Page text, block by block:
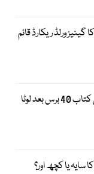
گینیز ورلڈ ریکارڈ قائم
امریکا: دکان سے چرائی گئی کتاب 40 برس بعد لوٹا
سایہ یا کچھ اور؟